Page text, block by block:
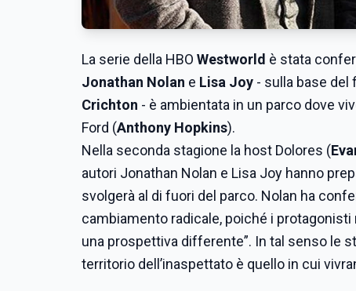
La serie della HBO Westworld è stata
Jonathan Nolan e Lisa Joy - sulla base del
Crichton - è ambientata in un parco dove
Ford (Anthony Hopkins).
Nella seconda stagione la host Dolores (
autori Jonathan Nolan e Lisa Joy hanno
svolgerà al di fuori del parco. Nolan ha
cambiamento radicale, poiché i
una prospettiva differente”. In tal senso le
territorio dell’inaspettato è quello in cui